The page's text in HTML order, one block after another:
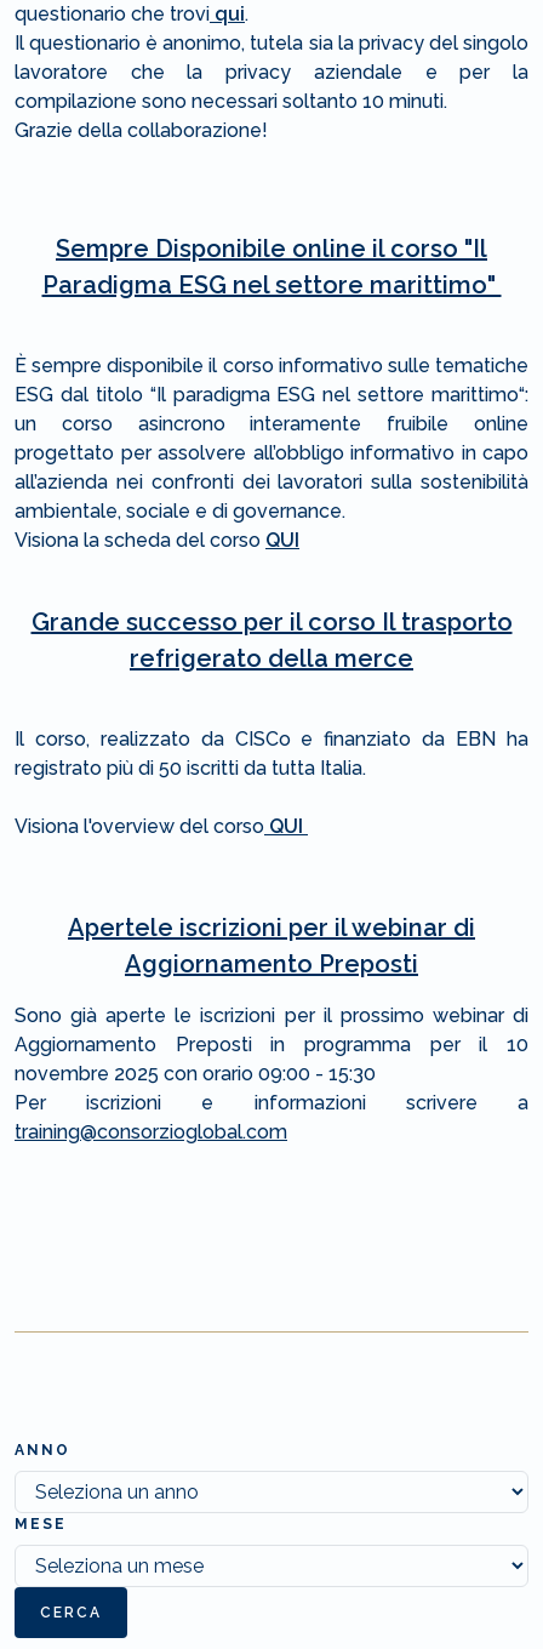
questionario che trovi qui.
Il questionario è anonimo, tutela sia la privacy del singolo
lavoratore che la privacy aziendale e per la
compilazione sono necessari soltanto 10 minuti.
Grazie della collaborazione!
Sempre Disponibile online il corso "Il
Paradigma ESG nel settore marittimo"
È sempre disponibile il corso informativo sulle tematiche
ESG dal titolo “Il paradigma ESG nel settore marittimo“:
un corso asincrono interamente fruibile online
progettato per assolvere all’obbligo informativo in capo
all’azienda nei confronti dei lavoratori sulla sostenibilità
ambientale, sociale e di governance.
Visiona la scheda del corso QUI
Grande successo per il corso Il trasporto
refrigerato della merce
Il corso, realizzato da CISCo e finanziato da EBN ha
registrato più di 50 iscritti da tutta Italia.
Visiona l'overview del corso QUI
Apertele iscrizioni per il webinar di
Aggiornamento Preposti
Sono già aperte le iscrizioni per il prossimo webinar di
Aggiornamento Preposti in programma per il 10
novembre 2025 con orario 09:00 - 15:30
Per iscrizioni e informazioni scrivere a
training@consorzioglobal.com
ANNO
MESE
CERCA